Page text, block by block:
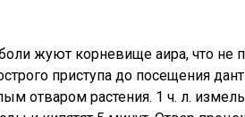
жуют корневище аира, что не
приступа до посещения
отваром растения. 1 ч. л.